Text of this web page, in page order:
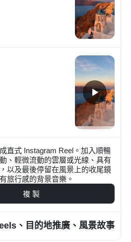
直式 Instagram Reel。加入順暢
、輕微流動的雲層或光線、具有
以及最後停留在風景上的收尾鏡
旅行感的背景音樂。
複 製
、目的地推廣、風景故事